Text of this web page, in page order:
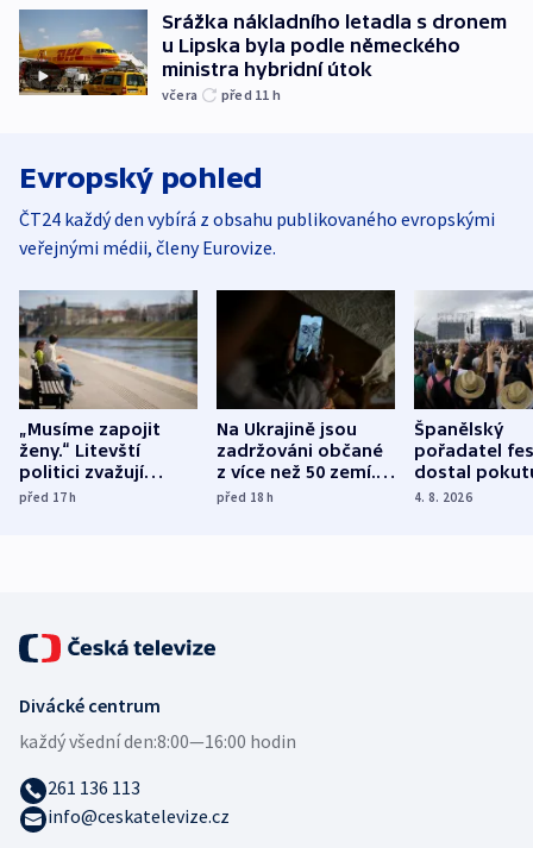
Srážka nákladního letadla s dronem
u Lipska byla podle německého
ministra hybridní útok
včera před 11 h
Evropský pohled
ČT24 každý den vybírá z obsahu publikovaného evropskými
veřejnými médii, členy Eurovize.
„Musíme zapojit
ženy.“ Litevští
politici zvažují
dohodu o
před 17h
Na Ukrajině jsou
zadržováni občané
z více než 50 zemí.
Bojovali na straně
před 18h
Španělský
pořadatel
dostal
nekalé
4. 8. 2026
Divácké centrum
každý všední den:8:00—16:00 hodin
261 136 113
info@ceskatelevize.cz